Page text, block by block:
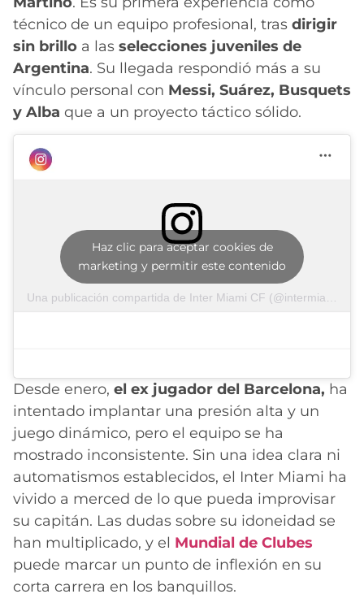
técnico de un equipo profesional, tras dirigir
sin brillo a las selecciones juveniles de
Argentina. Su llegada respondió más a su
vínculo personal con Messi, Suárez, Busquets
y Alba que a un proyecto táctico sólido.
Haz clic para aceptar cookies de
marketing y permitir este contenido
Desde enero, el ex jugador del Barcelona, ha
intentado implantar una presión alta y un
juego dinámico, pero el equipo se ha
mostrado inconsistente. Sin una idea clara ni
automatismos establecidos, el Inter Miami ha
vivido a merced de lo que pueda improvisar
su capitán. Las dudas sobre su idoneidad se
han multiplicado, y el Mundial de Clubes
puede marcar un punto de inflexión en su
corta carrera en los banquillos.